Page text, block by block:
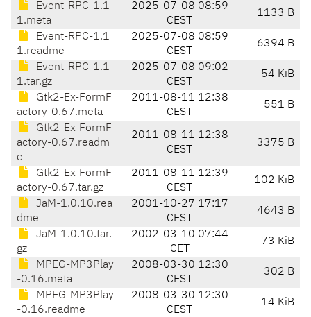
Event-RPC-1.1
1.meta
2025-07-08 08:59
CEST
1133 B
Event-RPC-1.1
1.readme
2025-07-08 08:59
CEST
6394 B
Event-RPC-1.1
1.tar.gz
2025-07-08 09:02
CEST
54 KiB
Gtk2-Ex-FormF
actory-0.67.meta
2011-08-11 12:38
CEST
551 B
Gtk2-Ex-FormF
actory-0.67.readm
e
2011-08-11 12:38
CEST
3375 B
Gtk2-Ex-FormF
actory-0.67.tar.gz
2011-08-11 12:39
CEST
102 KiB
JaM-1.0.10.rea
dme
2001-10-27 17:17
CEST
4643 B
JaM-1.0.10.tar.
gz
2002-03-10 07:44
CET
73 KiB
MPEG-MP3Play
-0.16.meta
2008-03-30 12:30
CEST
302 B
MPEG-MP3Play
-0.16.readme
2008-03-30 12:30
CEST
14 KiB